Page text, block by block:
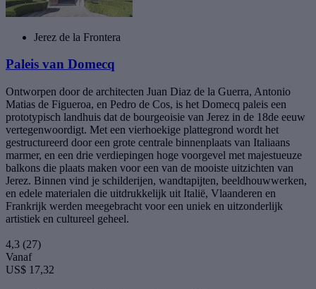
Jerez de la Frontera
Paleis van Domecq
Ontworpen door de architecten Juan Diaz de la Guerra, Antonio
Matias de Figueroa, en Pedro de Cos, is het Domecq paleis een
prototypisch landhuis dat de bourgeoisie van Jerez in de 18de eeuw
vertegenwoordigt. Met een vierhoekige plattegrond wordt het
gestructureerd door een grote centrale binnenplaats van Italiaans
marmer, en een drie verdiepingen hoge voorgevel met majestueuze
balkons die plaats maken voor een van de mooiste uitzichten van
Jerez. Binnen vind je schilderijen, wandtapijten, beeldhouwwerken,
en edele materialen die uitdrukkelijk uit Italië, Vlaanderen en
Frankrijk werden meegebracht voor een uniek en uitzonderlijk
artistiek en cultureel geheel.
4,3 (27)
Vanaf
US$ 17,32